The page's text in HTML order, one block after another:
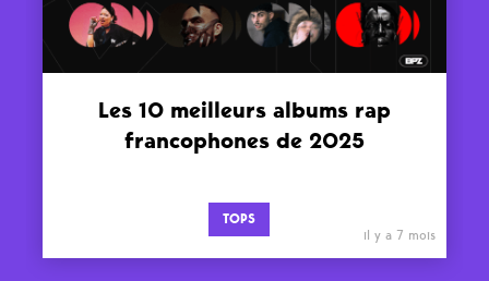
Les 10 meilleurs albums rap
francophones de 2025
TOPS
il y a 7 mois